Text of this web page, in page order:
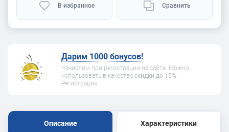
В избранное Сравнить
Дарим 1000 бонусов!
Начислим при регистрации на сайте. Можно
использовать в качестве скидки до 15%.
Регистрация
Описание Характеристики